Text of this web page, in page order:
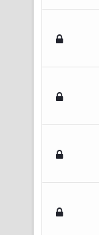
- 0 de 5 em média
45
- 0 de 5 em média
45
- 0 de 5 em média
45
- 0 de 5 em média
45